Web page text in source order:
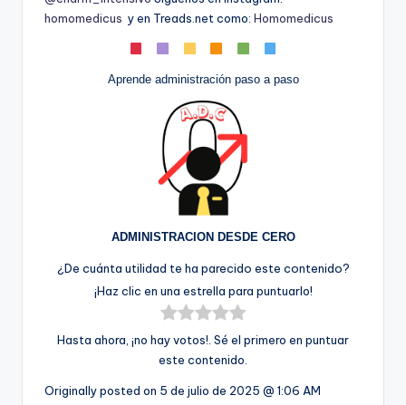
homomedicus y en Treads.net como: Homomedicus
Aprende administración paso a paso
ADMINISTRACION DESDE CERO
¿De cuánta utilidad te ha parecido este contenido?
¡Haz clic en una estrella para puntuarlo!
Hasta ahora, ¡no hay votos!. Sé el primero en puntuar
este contenido.
Originally posted on 5 de julio de 2025 @ 1:06 AM